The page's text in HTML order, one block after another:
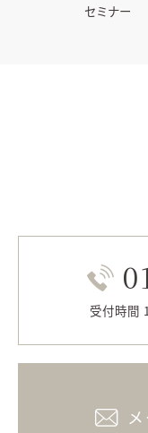
セミナー
受付時間